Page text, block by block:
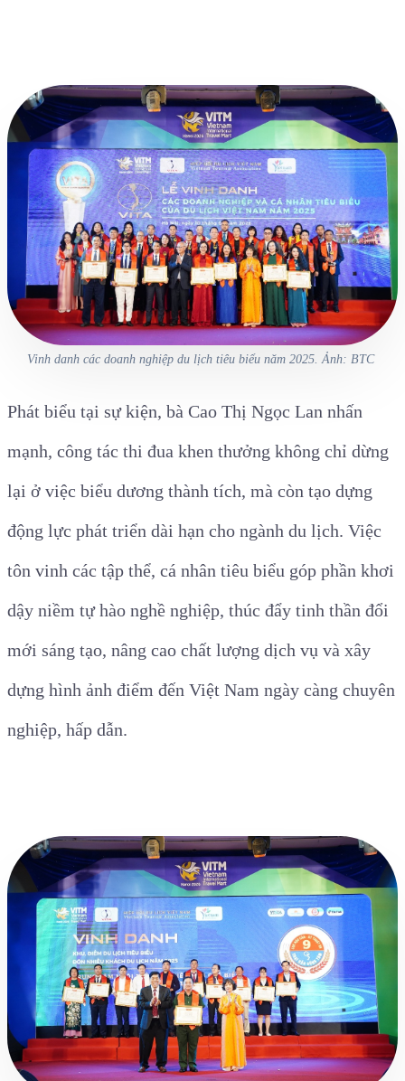
Vinh danh các doanh nghiệp du lịch tiêu biểu năm 2025. Ảnh: BTC
Phát biểu tại sự kiện, bà Cao Thị Ngọc Lan nhấn
mạnh, công tác thi đua khen thưởng không chỉ dừng
lại ở việc biểu dương thành tích, mà còn tạo dựng
động lực phát triển dài hạn cho ngành du lịch. Việc
tôn vinh các tập thể, cá nhân tiêu biểu góp phần khơi
dậy niềm tự hào nghề nghiệp, thúc đẩy tinh thần đổi
mới sáng tạo, nâng cao chất lượng dịch vụ và xây
dựng hình ảnh điểm đến Việt Nam ngày càng chuyên
nghiệp, hấp dẫn.